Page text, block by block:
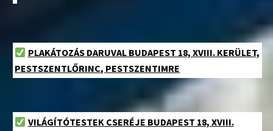
PLAKÁTOZÁS DARUVAL BUDAPEST 18, XVIII. KERÜLET,
PESTSZENTLŐRINC, PESTSZENTIMRE
VILÁGÍTÓTESTEK CSERÉJE BUDAPEST 18, XVIII.